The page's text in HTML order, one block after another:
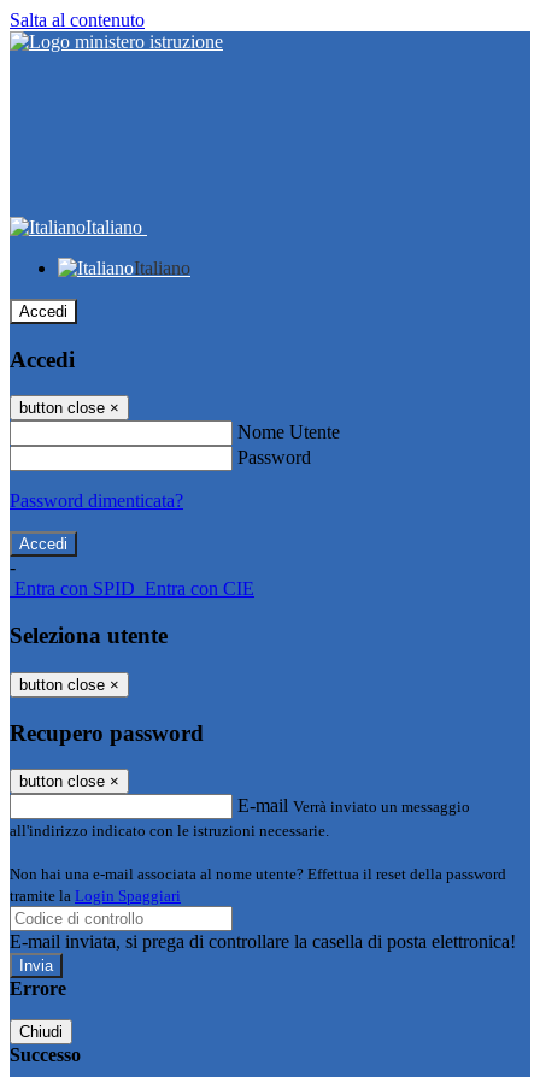
Salta al contenuto
Italiano
Italiano
Accedi
Accedi
button close ×
Nome Utente
Password
Password dimenticata?
-
Entra con SPID Entra con CIE
Seleziona utente
button close ×
Recupero password
button close ×
E-mail Verrà inviato un messaggio
all'indirizzo indicato con le istruzioni necessarie.
Non hai una e-mail associata al nome utente? Effettua il reset della password
tramite la Login Spaggiari
E-mail inviata, si prega di controllare la casella di posta elettronica!
Errore
Chiudi
Successo